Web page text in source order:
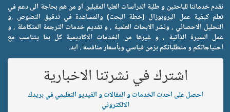
نقدم خدماتنا للباحثين و طلبة الدراسات العليا المقبلين او من هم بحاجة الى دعم في
تعلم كيفية عمل البروبوزال (خطة البحث) والمساعدة في تدقيق النصوص ,و
التحليل الاحصائي , ونشر الابحاث العلمية , و تقديم خدمات الترجمة المتكاملة , و
عمل السيرة الذاتية , و غيرها من الخدمات الاكاديمية كل بما يتناسب مع
احتياجاتكم و متطلباتكم بزمن قياسي وبأسعار منافسة . ابد.
اشترك في نشرتنا الاخبارية
احصل على احدث الخدمات و المقالات و الفيديو التعليمي في بريدك
الالكتروني